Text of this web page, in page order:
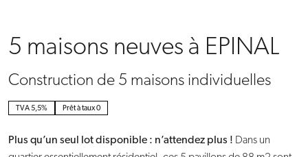
5 maisons neuves à EPINAL
Construction de 5 maisons individuelles
TVA 5,5% Prêt à taux 0
Plus qu’un seul lot disponible : n’attendez plus ! Dans un